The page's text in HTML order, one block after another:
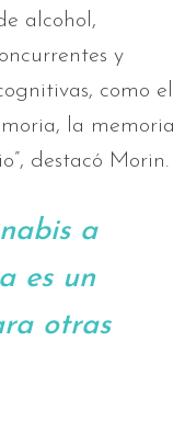
alcohol,
y
como el
la memoria
destacó Morin.
a
es un
otras